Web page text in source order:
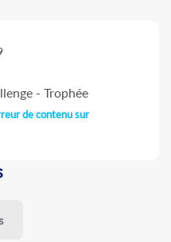
- Trophée
de contenu sur